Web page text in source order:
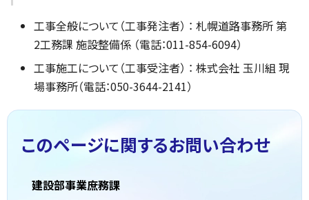
工事全般について（工事発注者） ： 札幌道路事務所 第
2工務課 施設整備係 （電話：011-854-6094）
工事施工について（工事受注者） ： 株式会社 玉川組 現
場事務所（電話：050-3644-2141）
このページに関するお問い合わせ
建設部事業庶務課